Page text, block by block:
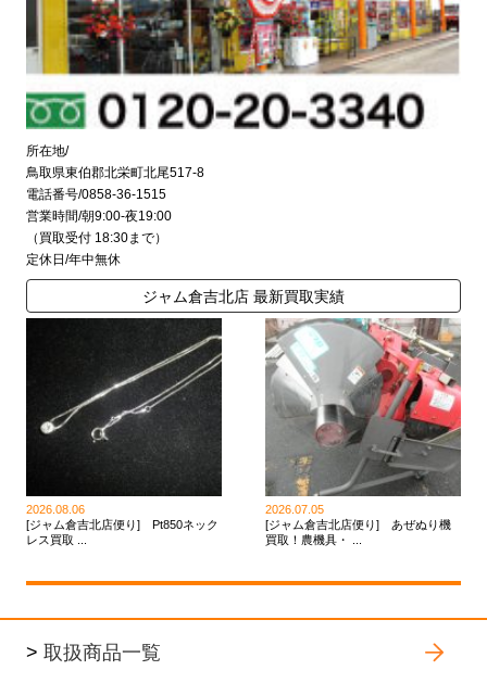
所在地/
鳥取県東伯郡北栄町北尾517-8
電話番号/0858-36-1515
営業時間/朝9:00-夜19:00
（買取受付 18:30まで）
定休日/年中無休
ジャム倉吉北店 最新買取実績
2026.08.06
[ジャム倉吉北店便り] Pt850ネック
レス買取 ...
2026.07.05
[ジャム倉吉北店便り] あぜぬり機
買取！農機具・ ...
> 取扱商品一覧